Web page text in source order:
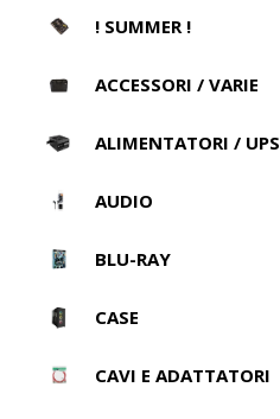
! SUMMER !
ACCESSORI / VARIE
ALIMENTATORI / UPS
AUDIO
BLU-RAY
CASE
CAVI E ADATTATORI